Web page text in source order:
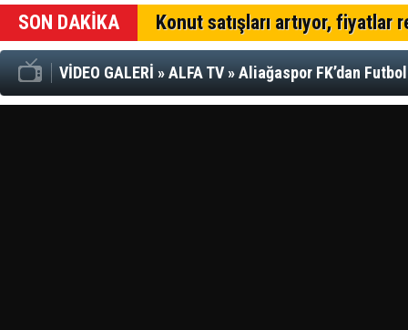
SOCAR
Trafiği
Alto,
Aliağa'daki
Dikili'de
SON DAKİKA Konut satışları artıyor, fiyatlar
VİDEO GALERİ »ALFA TV»Aliağaspor FK’dan